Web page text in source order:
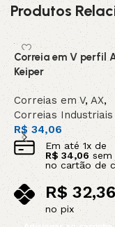
Produtos
Correia em V perfil
Keiper
Correias em V, AX,
Correias Industriais
R$34,06
Em até1x de
R$ 34,06 sem
no cartão de
R$ 32,36
no pix